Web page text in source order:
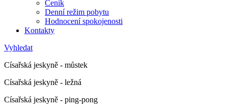
Ceník
Denní režim pobytu
Hodnocení spokojenosti
Kontakty
Vyhledat
Císařská jeskyně - můstek
Císařská jeskyně - ležná
Císařská jeskyně - ping-pong